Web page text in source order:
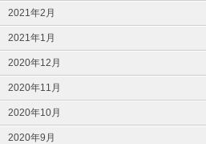
2021年2月
2021年1月
2020年12月
2020年11月
2020年10月
2020年9月